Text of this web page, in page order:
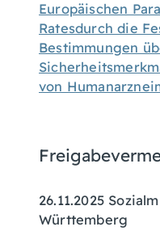
Europäischen
Ratesdurch die
Bestimmungen
von
26.11.2025
Württemberg